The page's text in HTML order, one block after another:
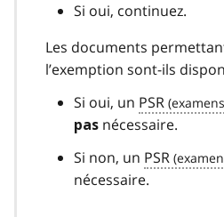
Si oui, continuez.
Les documents
l’exemption sont-ils
Si oui, un PSR
pas nécessaire.
Si non, un PSR
nécessaire.